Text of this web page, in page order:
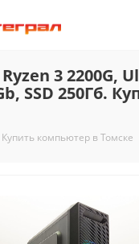
3 2200G,
SSD 250Гб.
компьютер в Томске